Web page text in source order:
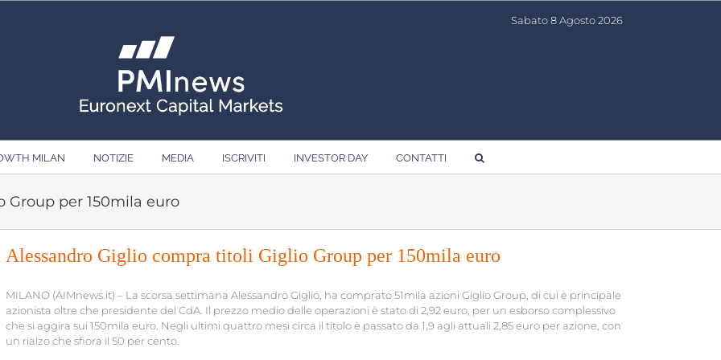
Sabato 8 Agosto 2026
MILAN NOTIZIE MEDIA ISCRIVITI INVESTOR DAY CONTATTI
Group per 150mila euro
Alessandro Giglio compra titoli Giglio Group per 150mila euro
MILANO (AIMnews.it) – La scorsa settimana Alessandro Giglio, ha comprato 51mila azioni Giglio Group, di cui è principale
azionista oltre che presidente del CdA. Il prezzo medio delle operazioni è stato di 2,92 euro, per un esborso complessivo
che si aggira sui 150mila euro. Negli ultimi quattro mesi circa il titolo è passato da 1,9 agli attuali 2,85 euro per azione, con
un rialzo che sfiora il 50 per cento.